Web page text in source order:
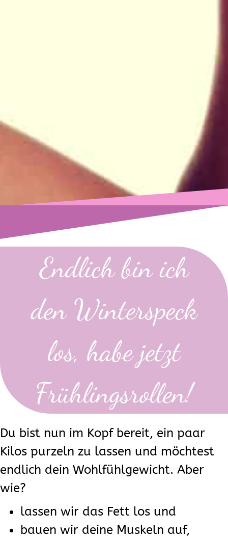
Endlich bin ich
den Winterspeck
los, habe jetzt
Frühlingsrollen!
Du bist nun im Kopf bereit, ein paar
Kilos purzeln zu lassen und möchtest
endlich dein Wohlfühlgewicht. Aber
wie?
lassen wir das Fett los und
bauen wir deine Muskeln auf,